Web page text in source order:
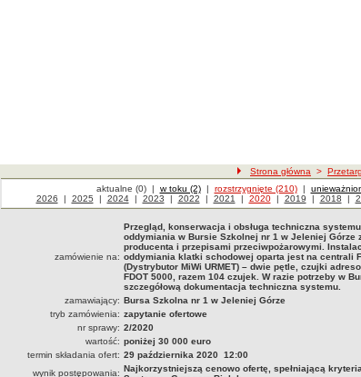
ścieżka nawigacji
Strona główna >
Przetargi
aktualne (0)| Przetargi
w toku (2)| Przetargi
rozstrzygnięte (210)| Przetargi
Przetargi z roku
2026 | Przetargi z roku
2025 | Przetargi z roku
2024| Przetargi z roku
2023 | Przetargi z roku
2022 | Przetargi z roku
2021 | Przetargi z roku
2020| Przetargi z roku
2019 | Przetargi
2018 |
zamówienie na:
Przegląd, konserwacja i obsługa techniczna
oddymiania w Bursie Szkolnej nr 1 w Jeleniej Górze
producenta i przepisami przeciwpożarowymi.
oddymiania klatki schodowej oparta jest na centrali
(Dystrybutor MiWi URMET) – dwie pętle, czujki
FDOT 5000, razem 104 czujek. W razie potrzeby w
szczegółową dokumentacja techniczna systemu.
zamawiający: Bursa Szkolna nr 1 w Jeleniej Górze
tryb zamówienia: zapytanie ofertowe
nr sprawy: 2/2020
wartość: poniżej 30 000 euro
termin składania ofert: 29 października 2020 12:00
wynik postępowania: Najkorzystniejszą cenowo ofertę, spełniającą